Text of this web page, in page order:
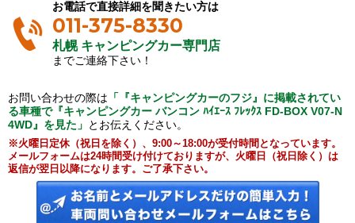
お電話で直接詳細を聞きたい方は
011-375-8330
札幌 キャンピングカー専門店
までご連絡下さい！
お問い合わせの際は 「『キャンピングカーのフジ』に掲載されてい
る車種で『キャンピングカー バンコン ﾊｲｴｰｽ ﾌﾚｯｸｽ FD-BOX V07-N
4WD』を見た」 とお伝えください。
※火曜日定休（祝日を除く）、9:00～18:00が受付時間となっています。
メールフォームは24時間受け付けておりますが、火曜日（祝日除く）は
返信が翌日以降になります。ご了承下さい。